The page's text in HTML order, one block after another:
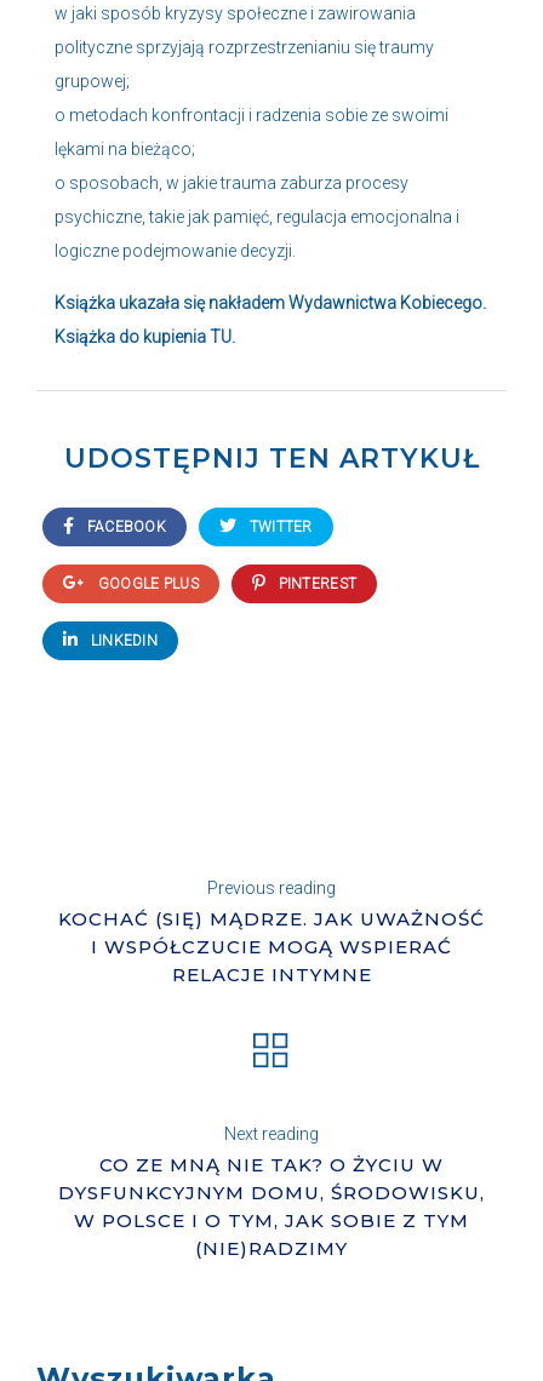
w jaki sposób kryzysy społeczne i zawirowania
polityczne sprzyjają rozprzestrzenianiu się traumy
grupowej;
o metodach konfrontacji i radzenia sobie ze swoimi
lękami na bieżąco;
o sposobach, w jakie trauma zaburza procesy
psychiczne, takie jak pamięć, regulacja emocjonalna i
logiczne podejmowanie decyzji.
Książka ukazała się nakładem Wydawnictwa Kobiecego.
Książka do kupieniaTU.
UDOSTĘPNIJ TEN ARTYKUŁ
FACEBOOK TWITTER
GOOGLE PLUS PINTEREST
LINKEDIN
Previous reading
KOCHAĆ (SIĘ) MĄDRZE. JAK UWAŻNOŚĆ
I WSPÓŁCZUCIE MOGĄ WSPIERAĆ
RELACJE INTYMNE
Next reading
CO ZE MNĄ NIE TAK? O ŻYCIU W
DYSFUNKCYJNYM DOMU, ŚRODOWISKU,
W POLSCE I O TYM, JAK SOBIE Z TYM
(NIE)RADZIMY